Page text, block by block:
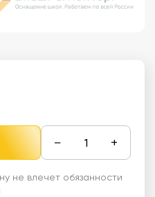
− +
не влечет обязанности